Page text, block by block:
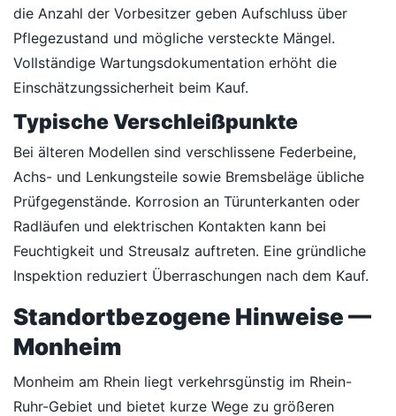
die Anzahl der Vorbesitzer geben Aufschluss über
Pflegezustand und mögliche versteckte Mängel.
Vollständige Wartungsdokumentation erhöht die
Einschätzungssicherheit beim Kauf.
Typische Verschleißpunkte
Bei älteren Modellen sind verschlissene Federbeine,
Achs- und Lenkungsteile sowie Bremsbeläge übliche
Prüfgegenstände. Korrosion an Türunterkanten oder
Radläufen und elektrischen Kontakten kann bei
Feuchtigkeit und Streusalz auftreten. Eine gründliche
Inspektion reduziert Überraschungen nach dem Kauf.
Standortbezogene Hinweise —
Monheim
Monheim am Rhein liegt verkehrsgünstig im Rhein-
Ruhr-Gebiet und bietet kurze Wege zu größeren